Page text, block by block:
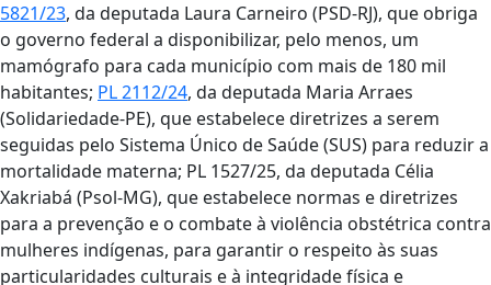
5821/23, da deputada Laura Carneiro (PSD-RJ), que obriga
o governo federal a disponibilizar, pelo menos, um
mamógrafo para cada município com mais de 180 mil
habitantes; PL 2112/24, da deputada Maria Arraes
(Solidariedade-PE), que estabelece diretrizes a serem
seguidas pelo Sistema Único de Saúde (SUS) para reduzir a
mortalidade materna; PL 1527/25, da deputada Célia
Xakriabá (Psol-MG), que estabelece normas e diretrizes
para a prevenção e o combate à violência obstétrica contra
mulheres indígenas, para garantir o respeito às suas
particularidades culturais e à integridade física e